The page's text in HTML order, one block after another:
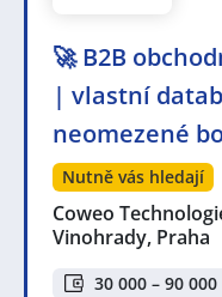
🚀 B2B
| vlastní
neomezené
Nutně vás hledají
Coweo
Vinohrady, Praha
30 000 – 90 000